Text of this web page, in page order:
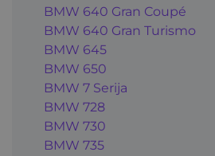
BMW 640 Gran Coupé
BMW 640 Gran Turismo
BMW 645
BMW 650
BMW 7 Serija
BMW 728
BMW 730
BMW 735